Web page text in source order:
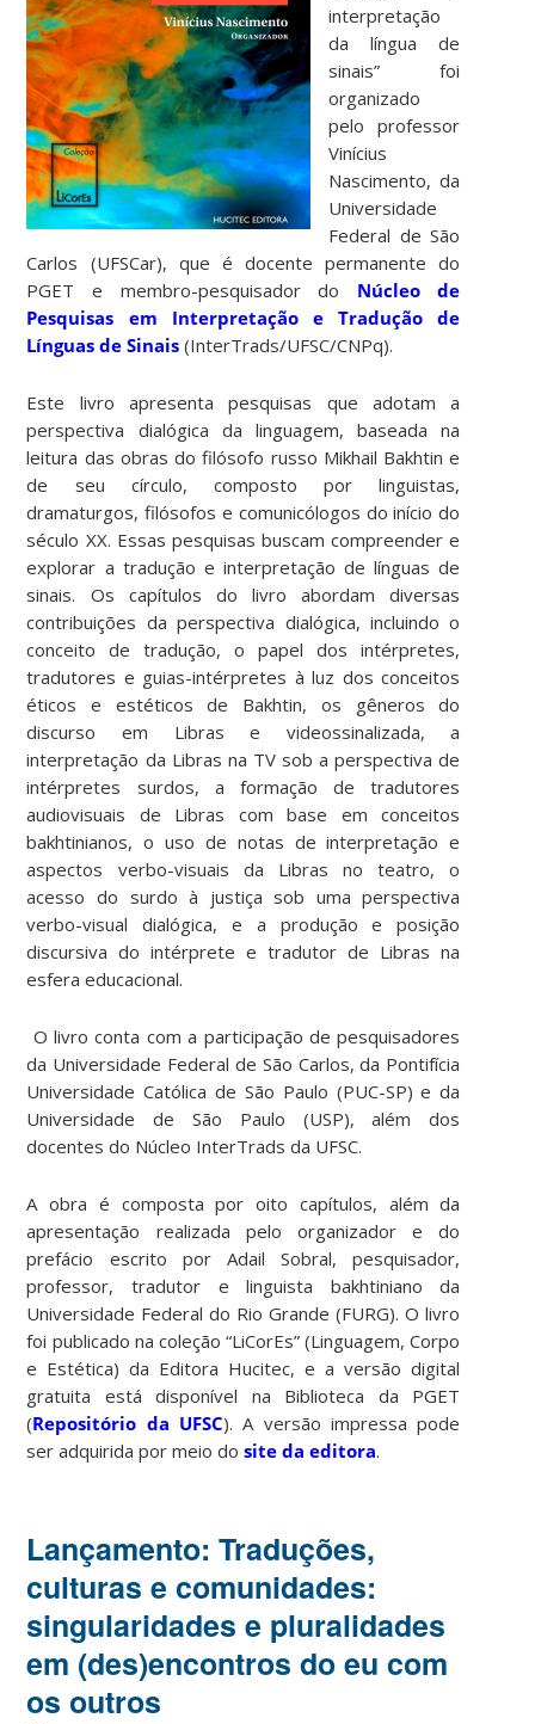
interpretação
da língua de
sinais” foi
organizado
pelo professor
Vinícius
Nascimento, da
Universidade
Federal de São
Carlos (UFSCar), que é docente permanente do
PGET e membro-pesquisador do Núcleo de
Pesquisas em Interpretação e Tradução de
Línguas de Sinais (InterTrads/UFSC/CNPq).
Este livro apresenta pesquisas que adotam a
perspectiva dialógica da linguagem, baseada na
leitura das obras do filósofo russo Mikhail Bakhtin e
de seu círculo, composto por linguistas,
dramaturgos, filósofos e comunicólogos do início do
século XX. Essas pesquisas buscam compreender e
explorar a tradução e interpretação de línguas de
sinais. Os capítulos do livro abordam diversas
contribuições da perspectiva dialógica, incluindo o
conceito de tradução, o papel dos intérpretes,
tradutores e guias-intérpretes à luz dos conceitos
éticos e estéticos de Bakhtin, os gêneros do
discurso em Libras e videossinalizada, a
interpretação da Libras na TV sob a perspectiva de
intérpretes surdos, a formação de tradutores
audiovisuais de Libras com base em conceitos
bakhtinianos, o uso de notas de interpretação e
aspectos verbo-visuais da Libras no teatro, o
acesso do surdo à justiça sob uma perspectiva
verbo-visual dialógica, e a produção e posição
discursiva do intérprete e tradutor de Libras na
esfera educacional.
O livro conta com a participação de pesquisadores
da Universidade Federal de São Carlos, da Pontifícia
Universidade Católica de São Paulo (PUC-SP) e da
Universidade de São Paulo (USP), além dos
docentes do Núcleo InterTrads da UFSC.
A obra é composta por oito capítulos, além da
apresentação realizada pelo organizador e do
prefácio escrito por Adail Sobral, pesquisador,
professor, tradutor e linguista bakhtiniano da
Universidade Federal do Rio Grande (FURG). O livro
foi publicado na coleção “LiCorEs” (Linguagem, Corpo
e Estética) da Editora Hucitec, e a versão digital
gratuita está disponível na Biblioteca da PGET
(Repositório da UFSC). A versão impressa pode
ser adquirida por meio dosite da editora.
Lançamento: Traduções,
culturas e comunidades:
singularidades e pluralidades
em (des)encontros do eu com
os outros